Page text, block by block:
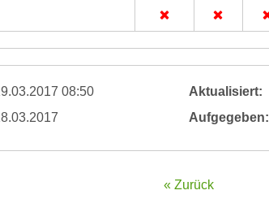
08:50 Aktualisiert:
Aufgegeben:
« Zurück